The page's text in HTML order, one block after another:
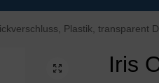
Plastik, transparent
Iris